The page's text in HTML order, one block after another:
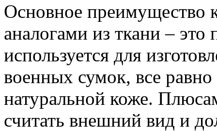
Основное преимущество
аналогами из ткани – это
используется для
военных сумок, все равно
натуральной коже.
считать внешний вид и